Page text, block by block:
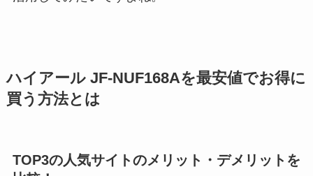
ハイアール JF-NUF168Aを最安値でお得に
買う方法とは
TOP3の人気サイトのメリット・デメリットを